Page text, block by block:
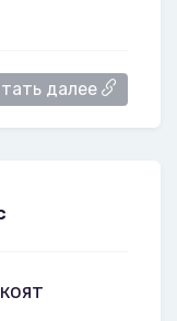
далее